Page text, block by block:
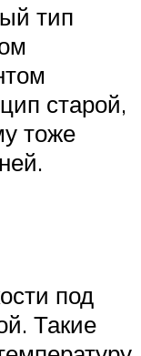
тип
старой,
тоже
под
Такие